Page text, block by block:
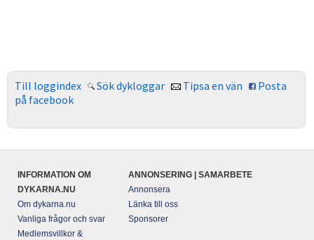
Till loggindex Sök dykloggar Tipsa en vän
Posta
på facebook
INFORMATION OM
DYKARNA.NU
Om dykarna.nu
Vanliga frågor och svar
Medlemsvillkor &
ANNONSERING | SAMARBETE
Annonsera
Länka till oss
Sponsorer